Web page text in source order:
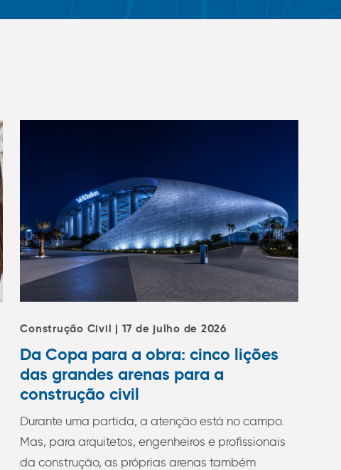
Construção Civil | 17 de julho de 2026
Da Copa para a obra: cinco lições
das grandes arenas para a
construção civil
Durante uma partida, a atenção está no campo.
Mas, para arquitetos, engenheiros e profissionais
da construção, as próprias arenas também